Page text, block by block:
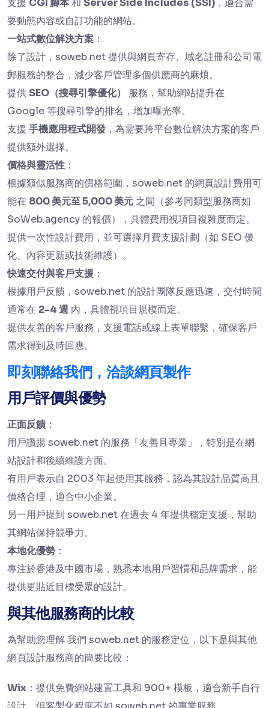
支援 CGI 腳本和 Server Side Includes (SSI) ，適合需
要動態內容或自訂功能的網站。
一站式數位解決方案 ：
除了設計，soweb.net 提供與網頁寄存、域名註冊和公司電
郵服務的整合，減少客戶管理多個供應商的麻煩。
提供SEO（搜尋引擎優化）
服務，幫助網站提升在
Google 等搜尋引擎的排名，增加曝光率。
支援 手機應用程式開發 ，為需要跨平台數位解決方案的客戶
提供額外選擇。
價格與靈活性 ：
根據類似服務商的價格範圍，soweb.net 的網頁設計費用可
能在 800 美元至 5,000 美元 之間（參考同類型服務商如
SoWeb.agency 的報價），具體費用視項目複雜度而定。
提供一次性設計費用，並可選擇月費支援計劃（如 SEO 優
化、內容更新或技術維護）。
快速交付與客戶支援 ：
根據用戶反饋，soweb.net 的設計團隊反應迅速，交付時間
通常在 2-4 週 內，具體視項目規模而定。
提供友善的客戶服務，支援電話或線上表單聯繫，確保客戶
需求得到及時回應。
即刻聯絡我們，洽談網頁製作
用戶評價與優勢
正面反饋 ：
用戶讚揚 soweb.net 的服務「友善且專業」，特別是在網
站設計和後續維護方面。
有用戶表示自 2003 年起使用其服務，認為其設計品質高且
價格合理，適合中小企業。
另一用戶提到 soweb.net 在過去 4 年提供穩定支援，幫助
其網站保持競爭力。
本地化優勢 ：
專注於香港及中國市場，熟悉本地用戶習慣和品牌需求，能
提供更貼近目標受眾的設計。
與其他服務商的比較
為幫助您理解 我們 soweb.net 的服務定位，以下是與其他
網頁設計服務商的簡要比較：
Wix ：提供免費網站建置工具和 900+ 模板，適合新手自行